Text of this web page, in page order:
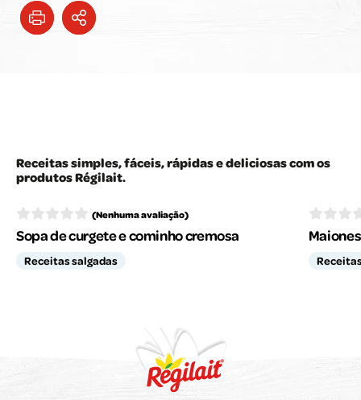
Receitas simples, fáceis, rápidas e deliciosas com os
produtos Régilait.
(Nenhuma avaliação)
Sopa de curgete e cominho cremosa
Receitas salgadas